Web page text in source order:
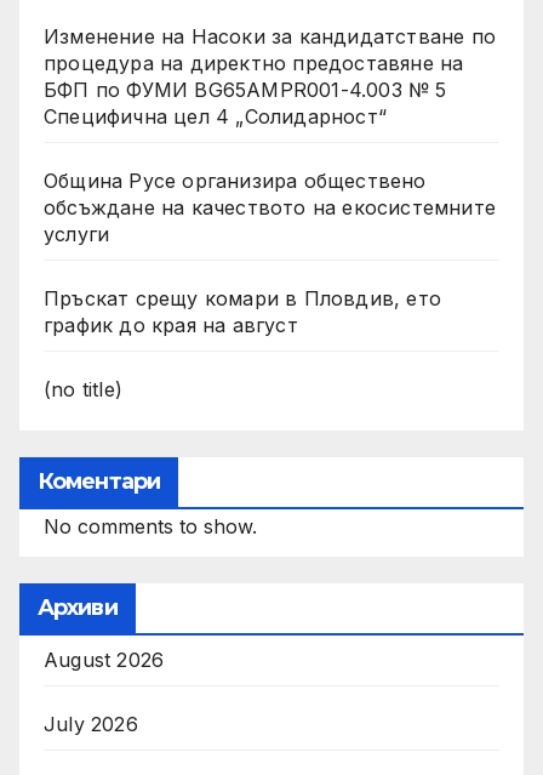
Изменение на Насоки за кандидатстване по
процедура на директно предоставяне на
БФП по ФУМИ BG65AMPR001-4.003 № 5
Специфична цел 4 „Солидарност“
Община Русе организира обществено
обсъждане на качеството на екосистемните
услуги
Пръскат срещу комари в Пловдив, ето
график до края на август
(no title)
Коментари
No comments to show.
Архиви
August 2026
July 2026